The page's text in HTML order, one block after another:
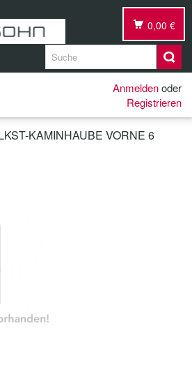
0,00 €
Anmeldenoder
Registrieren
KAMINHAUBE VORNE 6